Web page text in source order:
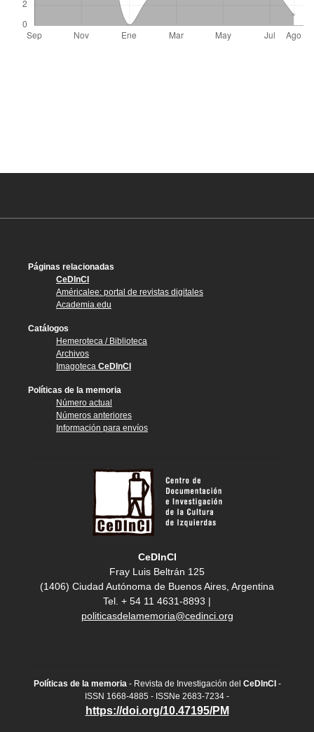
Páginas relacionadas
CeDInCI
Américalee: portal de revistas digitales
Academia.edu
Catálogos
Hemeroteca / Biblioteca
Archivos
Imagoteca CeDInCI
Políticas de la memoria
Número actual
Números anteriores
Información para envíos
CeDInCI
Fray Luis Beltrán 125
(1406) Ciudad Autónoma de Buenos Aires, Argentina
Tel. + 54 11 4631-8893 |
politicasdelamemoria@cedinci.org
Políticas de la memoria- Revista de Investigación del CeDInCI -
ISSN 1668-4885 - ISSNe 2683-7234 -
https://doi.org/10.47195/PM